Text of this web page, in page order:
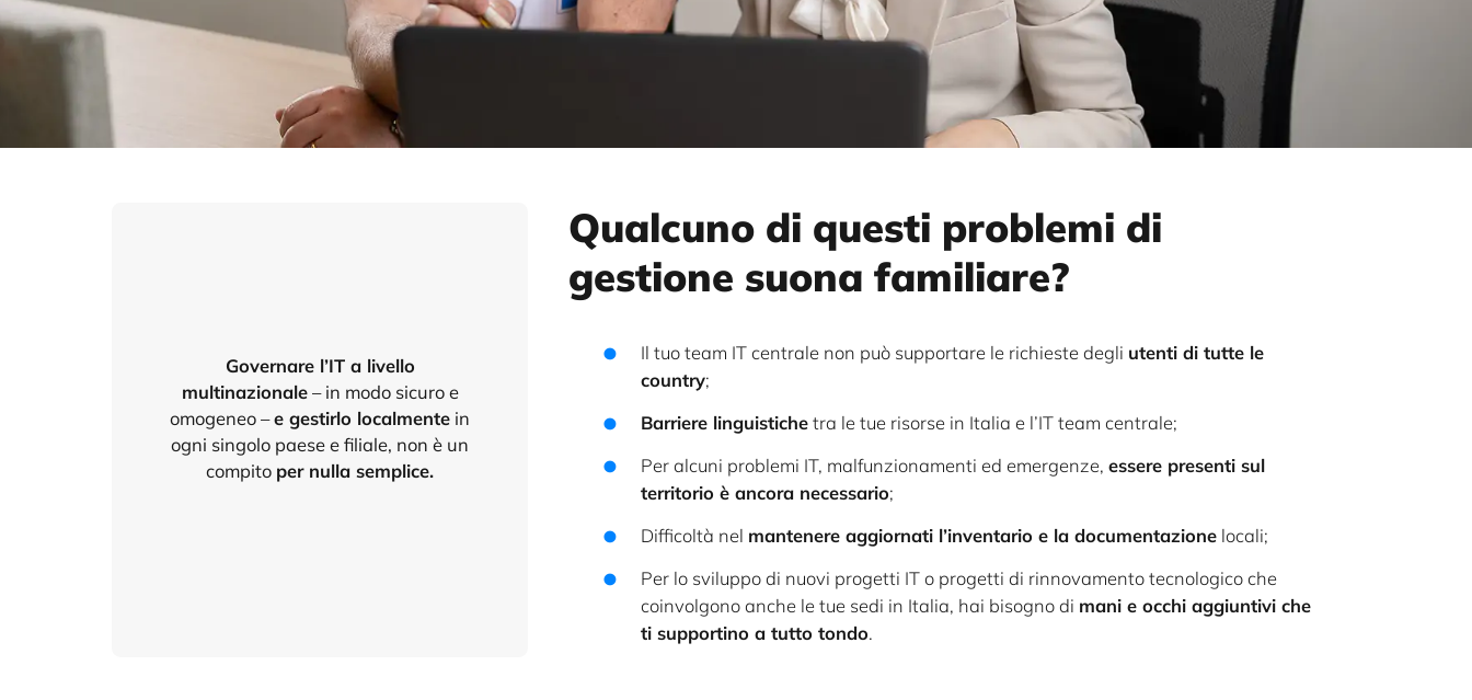
Governare l’IT a livello
multinazionale– in modo sicuro e
omogeneo –e gestirlo localmente in
ogni singolo paese e filiale, non è un
compito per nulla semplice.
Qualcuno di questi problemi di
gestione suona familiare?
Il tuo team IT centrale non può supportare le richieste degli utenti di tutte le
country;
Barriere linguistichetra le tue risorse in Italia e l’IT team centrale;
Per alcuni problemi IT, malfunzionamenti ed emergenze,essere presenti sul
territorio è ancora necessario;
Difficoltà nel mantenere aggiornati l’inventario e la documentazione locali;
Per lo sviluppo di nuovi progetti IT o progetti di rinnovamento tecnologico che
coinvolgono anche le tue sedi in Italia, hai bisogno di mani e occhi aggiuntivi che
ti supportino a tutto tondo.